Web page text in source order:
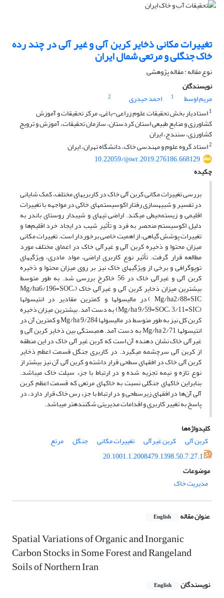
تغییرات مکانی ذخایر کربن آلی و غیر آلی در چند رده
خاک جنگلی و مرتعی شمال ایران
نوع مقاله : مقاله پژوهشی
نویسندگان
مریم اوسط
1 احمد حیدری
2
1استادیار بخش تحقیقات علوم زراعی-باغی، مرکز تحقیقات و آموزش
کشاورزی و منابع طبیعی استان کردستان، سازمان تحقیقات، آموزش و ترویج
کشاورزی، سنندج، ایران
2استاد گروه علوم و مهندسی خاک، دانشگاه تهران، ایران
10.22059/ijswr.2019.276186.668129
چکیده
بررسی تغییرات مکانی کربن آلی خاک در کاربری­های مختلف، کمک شایانی
در تفسیر و شبیه­سازی رفتار اکوسیستم­های خاکی در مواجهه با تغییرات
اقلیمی و زیست­محیطی می­کند. اراضی تپه­ای و شیب­دار روستای باندر به
دلیل اکوسیستم منحصر به فرد و تأثیر شیب در ایجاد خرد اقلیم‌ها و
تغییرات پوشش گیاهی، از اهمیت خاصی برخوردار است. تغییرات مکانی
میزان محتوا و ذخیره کربن آلی و غیرآلی خاک در اعماق مختلف مورد
مطالعه قرار گرفت. تأثیر نوع کاربری اراضی، مواد مادری، ویژگی­های
توپوگرافی و برخی از ویژگی­های خاک نیز بر روی میزان محتوا و ذخیره
کربن آلی و غیرآلی خاک در 56 خاکرخ بررسی شد. به طور متوسط
بیشترین میزان ذخایر کربن آلی و غیرآلی خاک (Mg/ha6/196=SOC،
Mg/ha2/88=SIC) در مالی­سول­ها و کمترین مقادیر در انتی­سول­ها
(Mg/ha 9/59=SOC، 3/11=SIC) به دست آمد. بیشترین میزان ذخیره
کربن کل نیز به طور متوسط در مالی­سول­ها 9/284 Mg/ha و کمترین آن در
انتی­سول­ها 2/71 Mg/ha به دست آمد. همبستگی بین ذخایر کربن آلی و
غیرآلی خاک نشان دهنده آن است که کربن غیر آلی خاک در این منطقه
از کربن آلی سرچشمه می­گیرد. در کاربری جنگل قسمت اعظم ذخایر
کربن آلی خاک در افق­های سطحی قرار داشته و کربن آلی آن نیز بیشتر از
نوع تازه و نیمه تجزیه شده و در ارتباط با جزء سیلت خاک می­باشد.
بنابراین خاک­های جنگلی نسبت به خاک­های مرتعی که قسمت اعظم کربن
آلی آن‌ها در افق­های زیرسطحی و در ارتباط با جزء رس خاک قرار دارد، در
پاسخ به تغییر کاربری و اقدامات مدیریتی شکننده­تر می­باشد.
کلیدواژه‌ها
کربن آلی
کربن غیرآلی تغییرات مکانی جنگل
مرتع
20.1001.1.2008479.1398.50.7.27.1
موضوعات
مدیریت خاک
عنوان مقاله English
Spatial Variations of Organic and Inorganic
Carbon Stocks in Some Forest and Rangeland
Soils of Northern Iran
نویسندگان English